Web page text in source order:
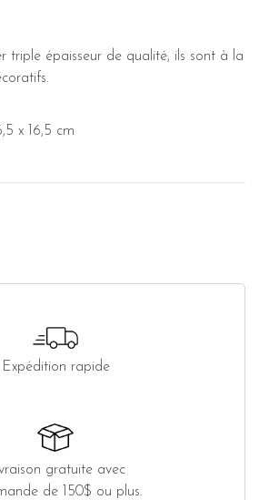
triple épaisseur de qualité, ils sont à la
x 16,5 cm
Expédition rapide
gratuite avec
de 150$ ou plus.